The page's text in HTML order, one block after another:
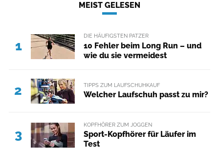
MEIST GELESEN
1
DIE HÄUFIGSTEN PATZER
10 Fehler beim Long Run – und
wie du sie vermeidest
2 TIPPS ZUM LAUFSCHUHKAUF
Welcher Laufschuh passt zu mir?
3
KOPFHÖRER ZUM JOGGEN
Sport-Kopfhörer für Läufer im
Test